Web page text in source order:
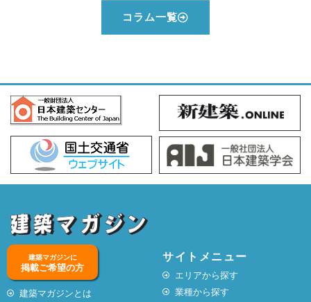
コラム一覧
建築マガジンに
掲載ご希望の方
建築マガジンとは
サイトメニュー
エリアから探す
業種から探す